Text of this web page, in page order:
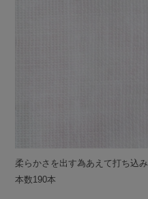
柔らかさを出す為あえて打ち込み
本数190本